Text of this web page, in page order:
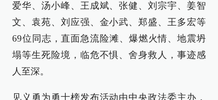
爱华、汤小峰、王成斌、张健、刘宗宇、姜智
文、袁苑、刘应强、金小武、郑盛、王多宏等
69位同志，直面急流险滩、爆燃火情、地震坍
塌等生死险境，临危不惧、舍身救人，事迹感
人至深。
见义勇为勇士榜发布活动由中央政法委主办，